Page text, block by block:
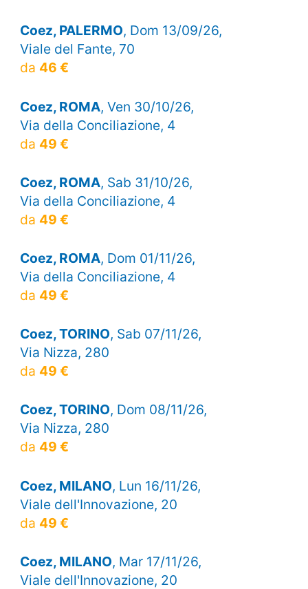
Coez, PALERMO, Dom 13/09/26,
Viale del Fante, 70
da 46 €
Coez, ROMA, Ven 30/10/26,
Via della Conciliazione, 4
da 49 €
Coez, ROMA, Sab 31/10/26,
Via della Conciliazione, 4
da 49 €
Coez, ROMA, Dom 01/11/26,
Via della Conciliazione, 4
da 49 €
Coez, TORINO, Sab 07/11/26,
Via Nizza, 280
da 49 €
Coez, TORINO, Dom 08/11/26,
Via Nizza, 280
da 49 €
Coez, MILANO, Lun 16/11/26,
Viale dell'Innovazione, 20
da 49 €
Coez, MILANO, Mar 17/11/26,
Viale dell'Innovazione, 20